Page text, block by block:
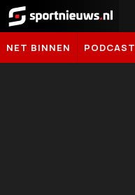
Sportnieuws.nl
NET BINNEN PODCAST